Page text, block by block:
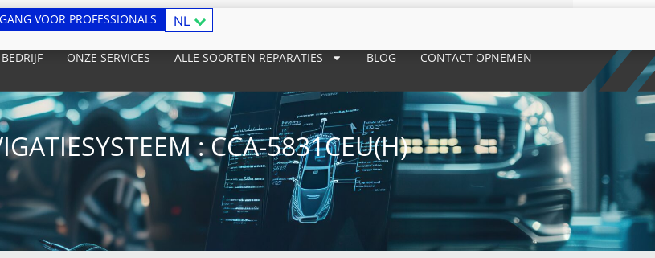
VOOR PROFESSIONALS NL
ONZE SERVICES ALLE SOORTEN REPARATIES BLOG CONTACT OPNEMEN
: CCA-5831CEU(H)